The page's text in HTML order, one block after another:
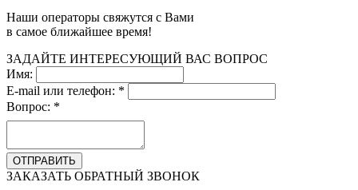
Наши операторы свяжутся с Вами
в самое ближайшее время!
ЗАДАЙТЕ ИНТЕРЕСУЮЩИЙ ВАС ВОПРОС
Имя:
E-mail или телефон: *
Вопрос: *
ЗАКАЗАТЬ ОБРАТНЫЙ ЗВОНОК